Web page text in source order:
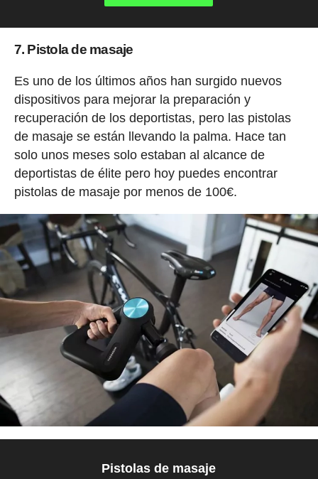
7. Pistola de masaje
Es uno de los últimos años han surgido nuevos
dispositivos para mejorar la preparación y
recuperación de los deportistas, pero las pistolas
de masaje se están llevando la palma. Hace tan
solo unos meses solo estaban al alcance de
deportistas de élite pero hoy puedes encontrar
pistolas de masaje por menos de 100€.
Pistolas de masaje